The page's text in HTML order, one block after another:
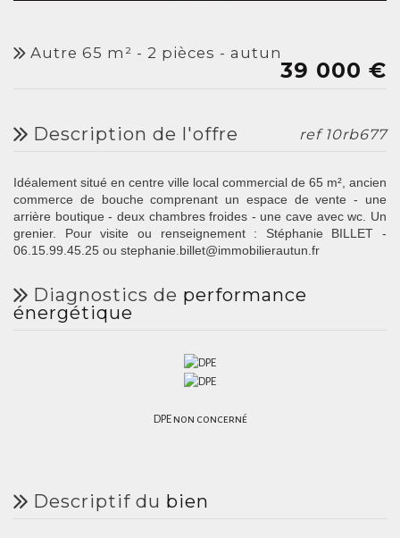
autre 65 m² - 2 pièces - autun
39 000 €
description de l'offre ref 10rb677
Idéalement situé en centre ville local commercial de 65 m², ancien
commerce de bouche comprenant un espace de vente - une
arrière boutique - deux chambres froides - une cave avec wc. Un
grenier. Pour visite ou renseignement : Stéphanie BILLET -
06.15.99.45.25 ou stephanie.billet@immobilierautun.fr
diagnostics de performance
énergétique
DPE non concerné
descriptif du bien